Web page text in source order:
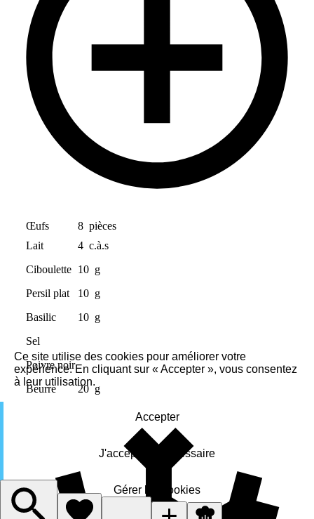
Œufs 8 pièces
Lait
4 c.à.s
Ciboulette 10 g
Persil plat
10 g
Basilic
10 g
Sel
Poivre noir
Beurre
20g
Ce site utilise des cookies pour améliorer votre
expérience. En cliquant sur « Accepter », vous consentez
à leur utilisation.
Accepter
J'accepte le nécessaire
Gérer les cookies